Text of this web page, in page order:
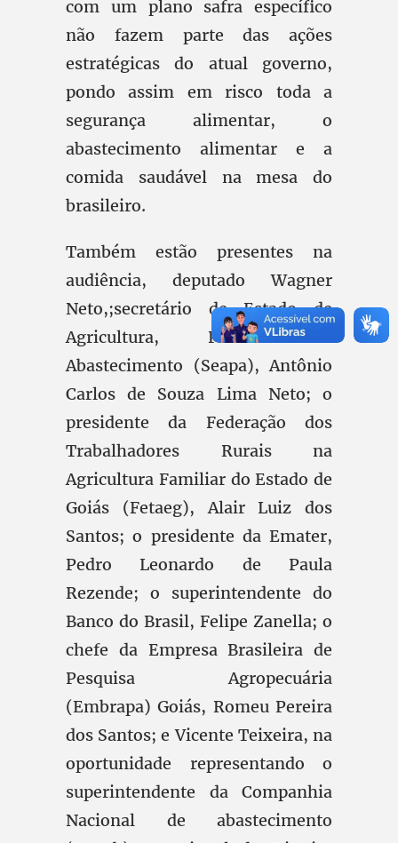
com um plano safra específico
não fazem parte das ações
estratégicas do atual governo,
pondo assim em risco toda a
segurança alimentar, o
abastecimento alimentar e a
comida saudável na mesa do
brasileiro.
Também estão presentes na
audiência, deputado Wagner
Neto,;secretário de Estado de
Agricultura, Pecuária e
Abastecimento (Seapa), Antônio
Carlos de Souza Lima Neto; o
presidente da Federação dos
Trabalhadores Rurais na
Agricultura Familiar do Estado de
Goiás (Fetaeg), Alair Luiz dos
Santos; o presidente da Emater,
Pedro Leonardo de Paula
Rezende; o superintendente do
Banco do Brasil, Felipe Zanella; o
chefe da Empresa Brasileira de
Pesquisa Agropecuária
(Embrapa) Goiás, Romeu Pereira
dos Santos; e Vicente Teixeira, na
oportunidade representando o
superintendente da Companhia
Nacional de abastecimento